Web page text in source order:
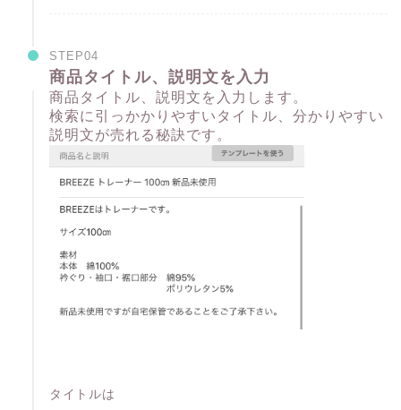
STEP04
商品タイトル、説明文を入力
商品タイトル、説明文を入力します。
検索に引っかかりやすいタイトル、分かりやすい
説明文が売れる秘訣です。
タイトルは